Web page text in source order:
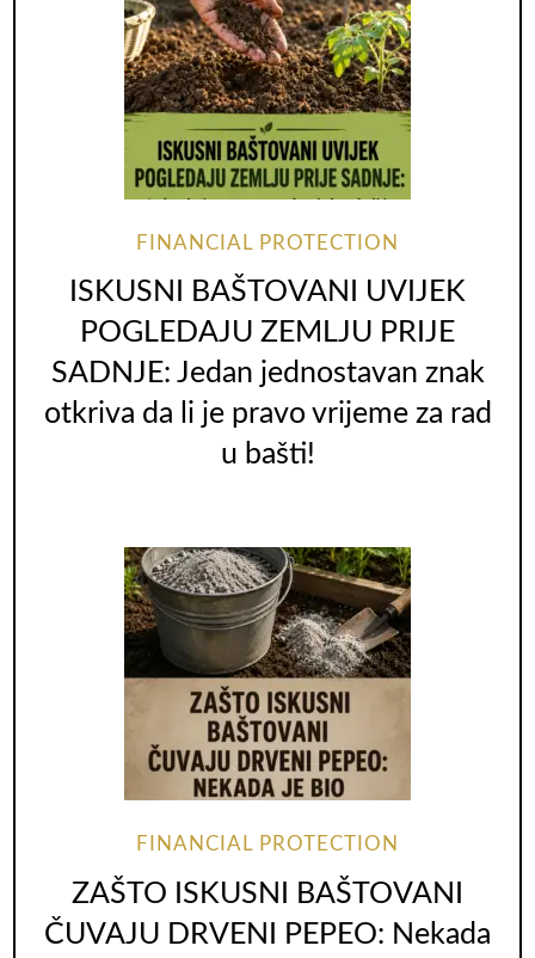
FINANCIAL PROTECTION
ISKUSNI BAŠTOVANI UVIJEK
POGLEDAJU ZEMLJU PRIJE
SADNJE: Jedan jednostavan znak
otkriva da li je pravo vrijeme za rad
u bašti!
FINANCIAL PROTECTION
ZAŠTO ISKUSNI BAŠTOVANI
ČUVAJU DRVENI PEPEO: Nekada